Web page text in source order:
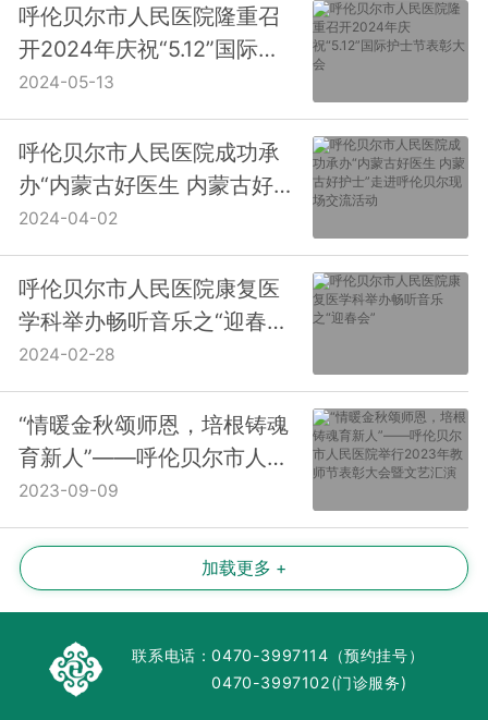
节”系列活动
呼伦贝尔市人民医院隆重召
开2024年庆祝“5.12”国际护
士节表彰大会
2024-05-13
呼伦贝尔市人民医院成功承
办“内蒙古好医生 内蒙古好
护士”走进呼伦贝尔现场交流
活动
2024-04-02
呼伦贝尔市人民医院康复医
学科举办畅听音乐之“迎春
会”
2024-02-28
“情暖金秋颂师恩，培根铸魂
育新人”——呼伦贝尔市人民
医院举行2023年教师节表彰
大会暨文艺汇演
2023-09-09
加载更多 +
联系电话：0470-3997114（预约挂号）
0470-3997102(门诊服务)